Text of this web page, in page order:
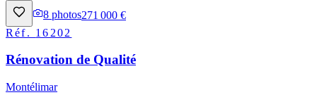
8 photos271 000 €
Réf. 16202
Rénovation de Qualité
Montélimar